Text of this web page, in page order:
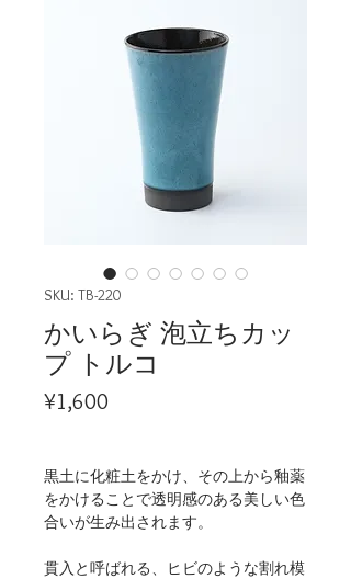
SKU: TB-220
かいらぎ 泡立ちカッ
プ トルコ
¥1,600
黒土に化粧土をかけ、その上から釉薬
をかけることで透明感のある美しい色
合いが生み出されます。
貫入と呼ばれる、ヒビのような割れ模